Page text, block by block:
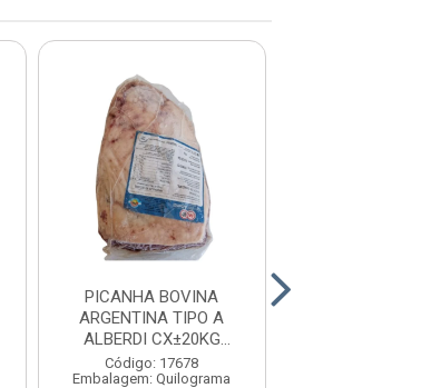
PICANHA BOVINA
ARGENTINA TIPO A
ALBERDI CX±20KG
PEÇAS ±1,3 A...
Código: 17678
Embalagem: Quilograma